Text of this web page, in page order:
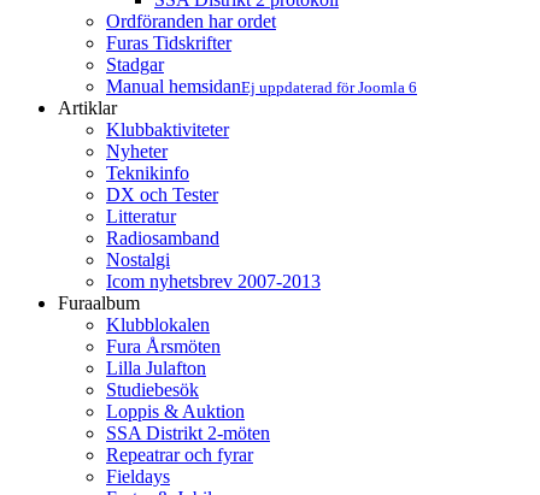
Ordföranden har ordet
Furas Tidskrifter
Stadgar
Manual hemsidanEj uppdaterad för Joomla 6
Artiklar
Klubbaktiviteter
Nyheter
Teknikinfo
DX och Tester
Litteratur
Radiosamband
Nostalgi
Icom nyhetsbrev 2007-2013
Furaalbum
Klubblokalen
Fura Årsmöten
Lilla Julafton
Studiebesök
Loppis & Auktion
SSA Distrikt 2-möten
Repeatrar och fyrar
Fieldays